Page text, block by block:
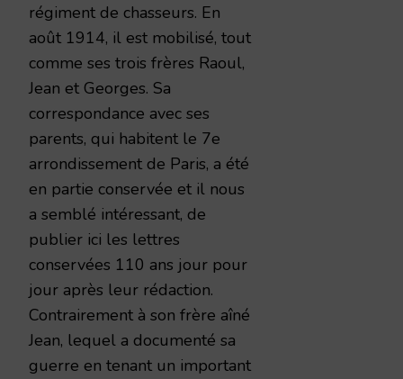
régiment de chasseurs. En
août 1914, il est mobilisé, tout
comme ses trois frères Raoul,
Jean et Georges. Sa
correspondance avec ses
parents, qui habitent le 7e
arrondissement de Paris, a été
en partie conservée et il nous
a semblé intéressant, de
publier ici les lettres
conservées 110 ans jour pour
jour après leur rédaction.
Contrairement à son frère aîné
Jean, lequel a documenté sa
guerre en tenant un important